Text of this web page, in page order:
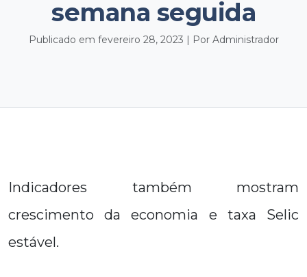
semana seguida
Publicado em fevereiro 28, 2023 | Por Administrador
Indicadores também mostram
crescimento da economia e taxa Selic
estável.